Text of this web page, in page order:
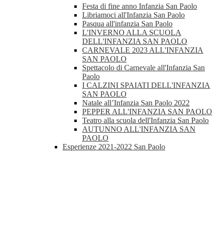
Festa di fine anno Infanzia San Paolo
Libriamoci all'Infanzia San Paolo
Pasqua all'infanzia San Paolo
L'INVERNO ALLA SCUOLA
DELL'INFANZIA SAN PAOLO
CARNEVALE 2023 ALL'INFANZIA
SAN PAOLO
Spettacolo di Carnevale all'Infanzia San
Paolo
I CALZINI SPAIATI DELL'INFANZIA
SAN PAOLO
Natale all’Infanzia San Paolo 2022
PEPPER ALL'INFANZIA SAN PAOLO
Teatro alla scuola dell'Infanzia San Paolo
AUTUNNO ALL'INFANZIA SAN
PAOLO
Esperienze 2021-2022 San Paolo